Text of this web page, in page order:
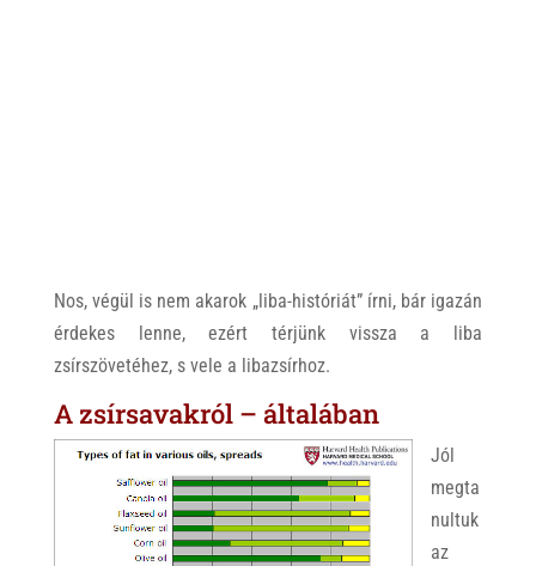
Nos, végül is nem akarok „liba-históriát” írni, bár igazán
érdekes lenne, ezért térjünk vissza a liba
zsírszövetéhez, s vele a libazsírhoz.
A zsírsavakról – általában
Jól
megta
nultuk
az